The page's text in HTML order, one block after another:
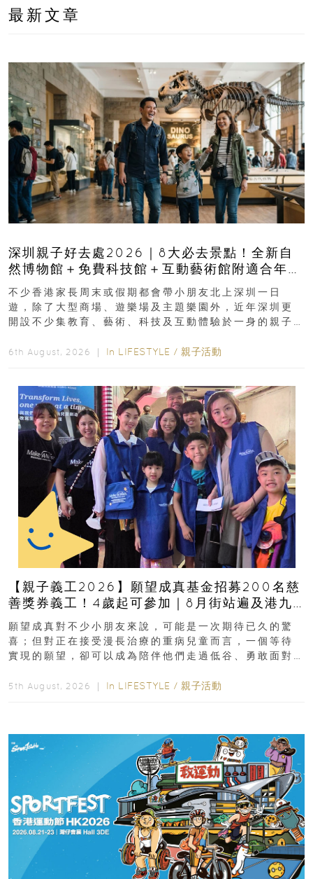
最新文章
深圳親子好去處2026｜8大必去景點！全新自
然博物館＋免費科技館＋互動藝術館附適合年
齡、交通、門票、開放時間
不少香港家長周末或假期都會帶小朋友北上深圳一日
遊，除了大型商場、遊樂場及主題樂園外，近年深圳更
開設不少集教育、藝術、科技及互動體驗於一身的親子
6th August, 2026 ｜ In LIFESTYLE / 親子活動
【親子義工2026】願望成真基金招募200名慈
善獎券義工！4歲起可參加｜8月街站遍及港九
新界
願望成真對不少小朋友來說，可能是一次期待已久的驚
喜；但對正在接受漫長治療的重病兒童而言，一個等待
實現的願望，卻可以成為陪伴他們走過低谷、勇敢面對
5th August, 2026 ｜ In LIFESTYLE / 親子活動